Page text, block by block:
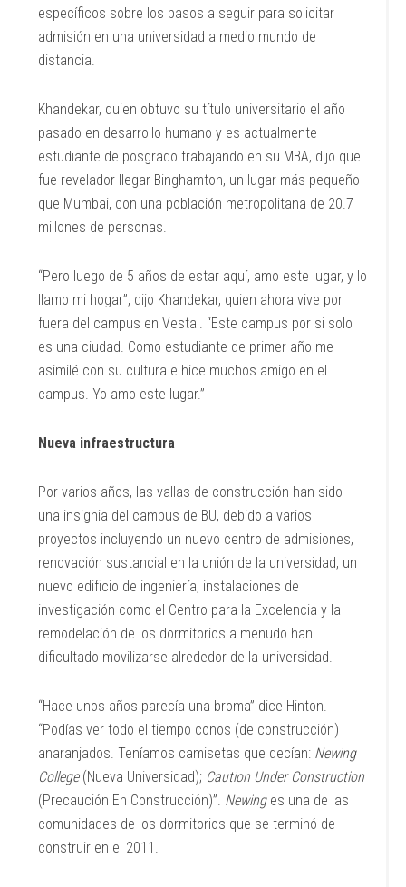
específicos sobre los pasos a seguir para solicitar
admisión en una universidad a medio mundo de
distancia.
Khandekar, quien obtuvo su título universitario el año
pasado en desarrollo humano y es actualmente
estudiante de posgrado trabajando en su MBA, dijo que
fue revelador llegar Binghamton, un lugar más pequeño
que Mumbai, con una población metropolitana de 20.7
millones de personas.
“Pero luego de 5 años de estar aquí, amo este lugar, y lo
llamo mi hogar”, dijo Khandekar, quien ahora vive por
fuera del campus en Vestal. “Este campus por si solo
es una ciudad. Como estudiante de primer año me
asimilé con su cultura e hice muchos amigo en el
campus. Yo amo este lugar.”
Nueva infraestructura
Por varios años, las vallas de construcción han sido
una insignia del campus de BU, debido a varios
proyectos incluyendo un nuevo centro de admisiones,
renovación sustancial en la unión de la universidad, un
nuevo edificio de ingeniería, instalaciones de
investigación como el Centro para la Excelencia y la
remodelación de los dormitorios a menudo han
dificultado movilizarse alrededor de la universidad.
“Hace unos años parecía una broma” dice Hinton.
“Podías ver todo el tiempo conos (de construcción)
anaranjados. Teníamos camisetas que decían: Newing
College (Nueva Universidad); Caution Under Construction
(Precaución En Construcción)”. Newinges una de las
comunidades de los dormitorios que se terminó de
construir en el 2011.